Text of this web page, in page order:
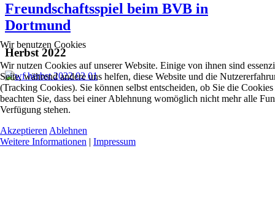
Freundschaftsspiel beim BVB in
Dortmund
Herbst 2022
Wir benutzen Cookies
Wir nutzen Cookies auf unserer Website. Einige von ihnen sind
Seite, während andere uns helfen, diese Website und die
(Tracking Cookies). Sie können selbst entscheiden, ob Sie die
beachten Sie, dass bei einer Ablehnung womöglich nicht mehr alle
Verfügung stehen.
Akzeptieren Ablehnen
Weitere Informationen | Impressum